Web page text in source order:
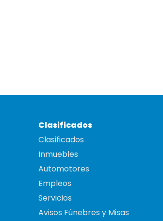
Clasificados
Clasificados
Inmuebles
Automotores
Empleos
Servicios
Avisos Fúnebres y Misas